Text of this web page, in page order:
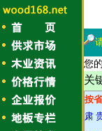
您
关
按
肃